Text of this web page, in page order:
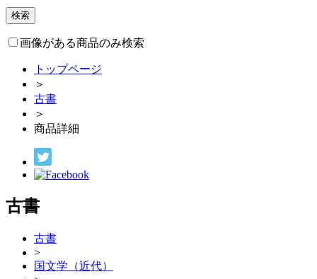
画像がある商品のみ検索
トップページ
＞
古書
＞
商品詳細
古書
古書
>
国文学（近代）